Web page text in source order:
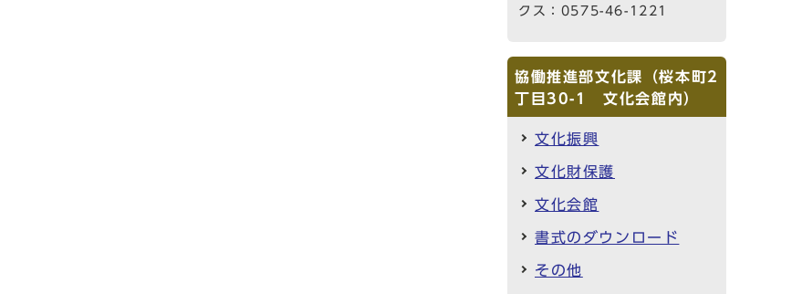
クス：0575-46-1221
協働推進部文化課（桜本町2
丁目30-1 文化会館内）
文化振興
文化財保護
文化会館
書式のダウンロード
その他